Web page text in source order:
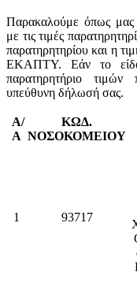
Παρακαλούμε όπως μας
με τις τιμές
παρατηρητηρίου και η
ΕΚΑΠΤΥ. Εάν το
παρατηρητήριο
υπεύθυνη δήλωσή σας.
Α/
Α
ΚΩΔ.
ΝΟΣΟΚΟΜΕΙΟΥ
1 93717